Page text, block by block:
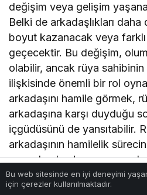
değişim veya gelişim
Belki de arkadaşlıkları
boyut kazanacak veya
geçecektir. Bu değişim,
olabilir, ancak rüya sahibinin
ilişkisinde önemli bir rol
arkadaşını hamile görmek,
arkadaşına karşı duyduğu
içgüdüsünü de yansıtabilir.
arkadaşının hamilelik
yanında olmak ve ona
Bu rüya, rüya sahibinin
ve bağlılığını gösterir. Rüya
Bu web sitesinde en iyi deneyimi
için çerezler kullanılmaktadır.
Anasayfa Akış